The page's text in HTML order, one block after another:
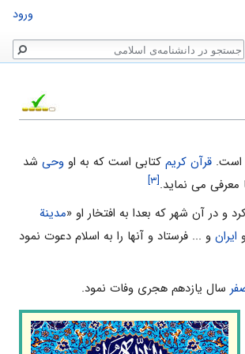
است. قرآن کریم کتابی است که به او وحی شد
معرفی می نماید.[۳]
و در آن شهر که بعدا به افتخار او «مدینة
ایران و ... فرستاد و آنها را به اسلام دعوت نمود
سال یازدهم هجری وفات نمود.
ورود
جستجو